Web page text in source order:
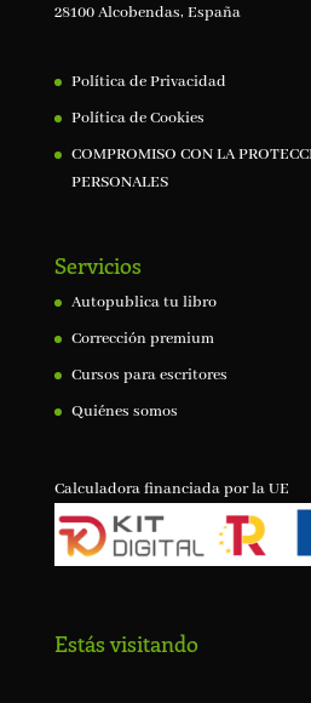
28100 Alcobendas, España
Política de Privacidad
Política de Cookies
COMPROMISO CON LA
PERSONALES
Servicios
Autopublica tu libro
Corrección premium
Cursos para escritores
Quiénes somos
Calculadora financiada por la UE
Estás visitando